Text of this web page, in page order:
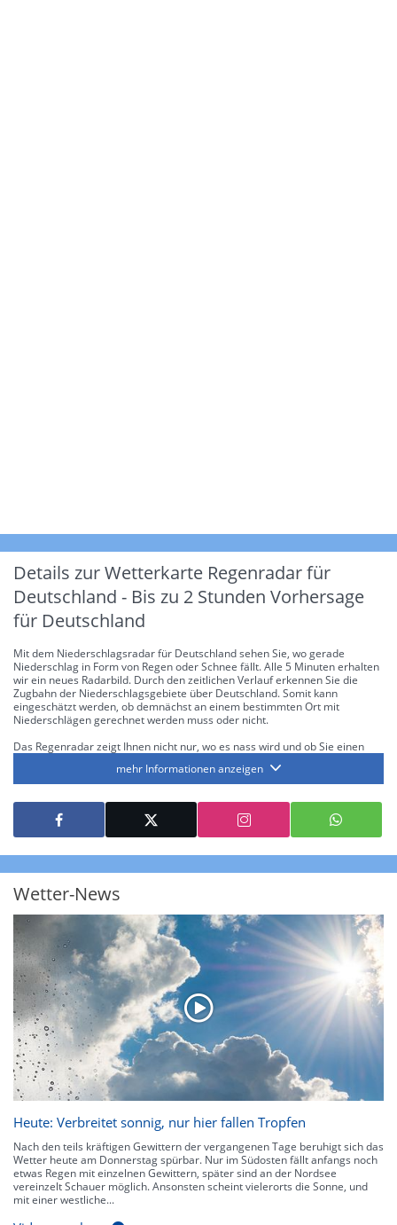
Details zur Wetterkarte Regenradar für
Deutschland - Bis zu 2 Stunden Vorhersage
für Deutschland
Mit dem Niederschlagsradar für Deutschland sehen Sie, wo gerade
Niederschlag in Form von Regen oder Schnee fällt. Alle 5 Minuten erhalten
wir ein neues Radarbild. Durch den zeitlichen Verlauf erkennen Sie die
Zugbahn der Niederschlagsgebiete über Deutschland. Somit kann
eingeschätzt werden, ob demnächst an einem bestimmten Ort mit
Niederschlägen gerechnet werden muss oder nicht.
Das Regenradar zeigt Ihnen nicht nur, wo es nass wird und ob Sie einen
die Niederschlagsintensität. Diese bezieht sich laut offiziellen Richtlinien
jeweils auf die Niederschlagsmenge in l/m² pro Stunde Regen- bzw.
Schneefall. Die 6 Stufen sind wie folgt gegliedert: Die hellen Blautöne
symbolisieren leichte bis mäßige Regen- bzw. Schneefälle mit einer
Intensität bis 8.1 l/m² pro Stunde. Dunkelblau repräsentiert mäßige bis
starke Niederschläge bis 35 l/m² pro Stunde. Hier können bereits Gewitter
auftreten. Extreme bzw. unwetterartige Niederschlagsereignisse mit
über 150 l/m² pro Stunde an. Solche
Neben der Niederschlagsintensität kann auch die Zuggeschwindigkeit der
Niederschlagsgebiete und damit die Niederschlagsdauer abgeschätzt
werden. Neben der 5-minütigen Radaraufzeichnung gibt es eine
Niederschlagsprognose für die nächsten 2 Stunden. So sehen Sie genau,
wann und wo in Deutschland mit Regen oder Schneefall zu rechnen ist bzw.
kennen zu jeder Zeit den genauen Verlauf einer Niederschlagsfront.
mehr Informationen anzeigen
Wetter-News
Heute: Verbreitet sonnig, nur hier fallen Tropfen
Nach den teils kräftigen Gewittern der vergangenen Tage beruhigt sich das
Wetter heute am Donnerstag spürbar. Nur im Südosten fällt anfangs noch
etwas Regen mit einzelnen Gewittern, später sind an der Nordsee
vereinzelt Schauer möglich. Ansonsten scheint vielerorts die Sonne, und
mit einer westliche...